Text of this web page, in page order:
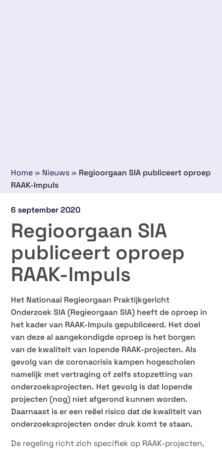
Home » Nieuws » Regioorgaan SIA publiceert oproep
RAAK-Impuls
6 september 2020
Regioorgaan SIA
publiceert oproep
RAAK-Impuls
Het Nationaal Regieorgaan Praktijkgericht
Onderzoek SIA (Regieorgaan SIA) heeft de oproep in
het kader van RAAK-Impuls gepubliceerd. Het doel
van deze al aangekondigde oproep is het borgen
van de kwaliteit van lopende RAAK-projecten. Als
gevolg van de coronacrisis kampen hogescholen
namelijk met vertraging of zelfs stopzetting van
onderzoeksprojecten. Het gevolg is dat lopende
projecten (nog) niet afgerond kunnen worden.
Daarnaast is er een reëel risico dat de kwaliteit van
onderzoeksprojecten onder druk komt te staan.
De regeling richt zich specifiek op RAAK-projecten,